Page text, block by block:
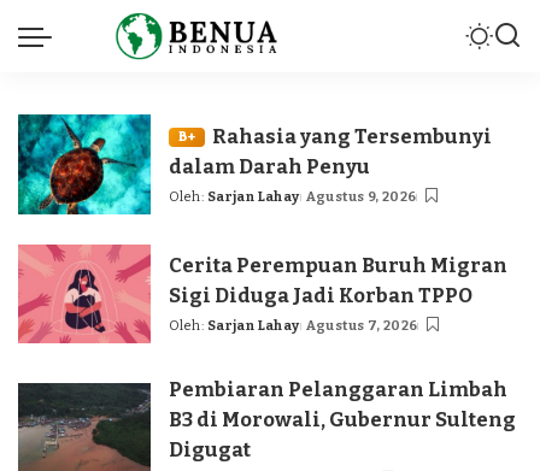
B+
Rahasia yang Tersembunyi
dalam Darah Penyu
Posted
Oleh: Sarjan Lahay Agustus 9, 2026
Cerita Perempuan Buruh Migran
Sigi Diduga Jadi Korban TPPO
Posted
Oleh: Sarjan Lahay Agustus 7, 2026
Pembiaran Pelanggaran Limbah
B3 di Morowali, Gubernur Sulteng
Digugat